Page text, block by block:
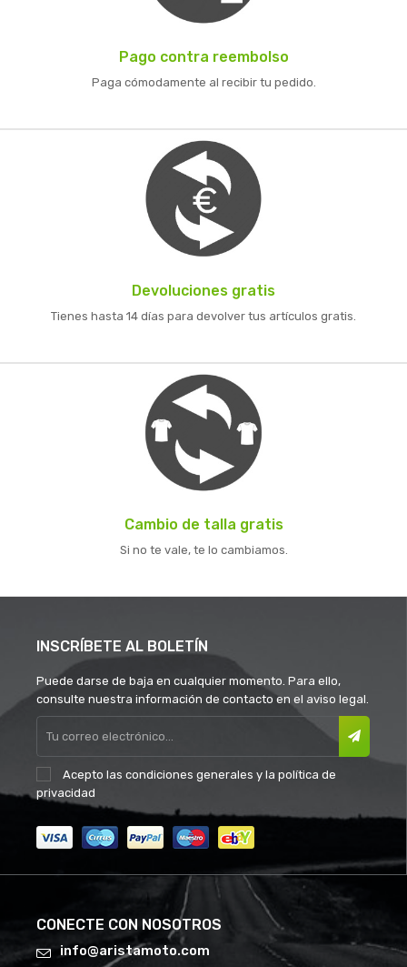
Pago contra reembolso
Paga cómodamente al recibir tu pedido.
Devoluciones gratis
Tienes hasta 14 días para devolver tus artículos gratis.
Cambio de talla gratis
Si no te vale, te lo cambiamos.
INSCRÍBETE AL BOLETÍN
Puede darse de baja en cualquier momento. Para ello,
consulte nuestra información de contacto en el aviso legal.
Acepto las condiciones generales y la política de
privacidad
CONECTE CON NOSOTROS
info@aristamoto.com